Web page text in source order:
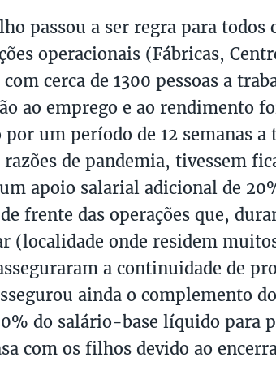
passou a ser regra para todos
operacionais (Fábricas,
cerca de 1300 pessoas a
ao emprego e ao rendimento
um período de 12 semanas a
de pandemia, tivessem
apoio salarial adicional de
frente das operações que,
(localidade onde residem
a continuidade de
ainda o complemento
do salário-base líquido para
com os filhos devido ao